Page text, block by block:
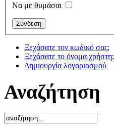
Να με θυμάσαι
Ξεχάσατε τον κωδικό σας;
Ξεχάσατε το όνομα χρήστη;
Δημιουργία λογαριασμού
Αναζήτηση